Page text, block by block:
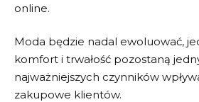
online.
Moda będzie nadal ewoluować,
komfort i trwałość pozostaną
najważniejszych czynników
zakupowe klientów.